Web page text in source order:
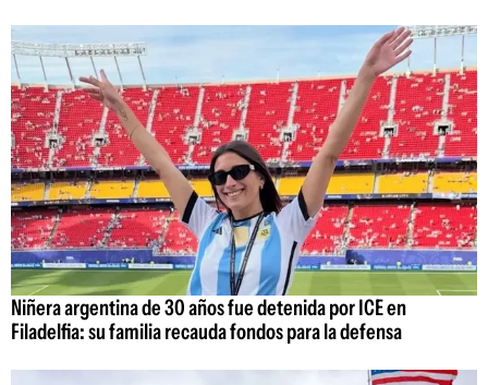
Niñera argentina de 30 años fue detenida por ICE en
Filadelfia: su familia recauda fondos para la defensa